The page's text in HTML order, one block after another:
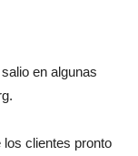
en algunas
clientes pronto